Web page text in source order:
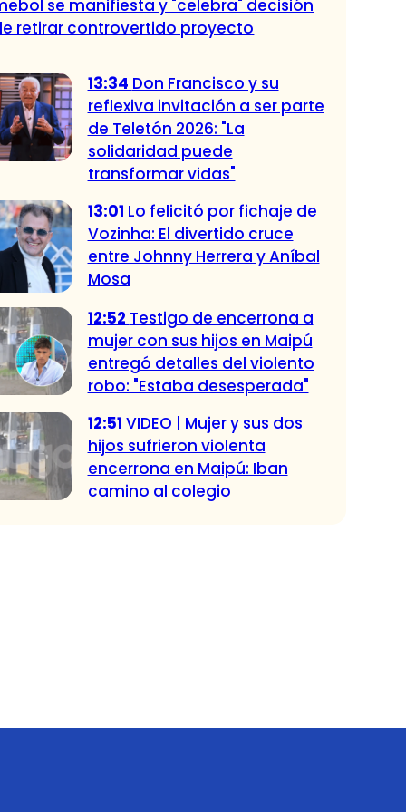
se manifiesta y "celebra" decisión
retirar controvertido proyecto
13:34 Don Francisco y su
reflexiva invitación a ser parte
de Teletón 2026: "La
solidaridad puede
transformar vidas"
13:01 Lo felicitó por fichaje de
Vozinha: El divertido cruce
entre Johnny Herrera y Aníbal
Mosa
12:52 Testigo de encerrona a
mujer con sus hijos en Maipú
entregó detalles del violento
robo: "Estaba desesperada"
12:51 VIDEO | Mujer y sus dos
hijos sufrieron violenta
encerrona en Maipú: Iban
camino al colegio